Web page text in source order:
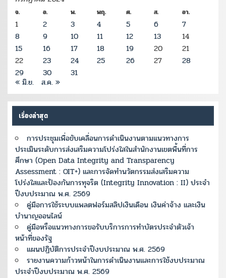
จ. อ. พ. พฤ. ศ. ส. อา.
1 2 3 4 5 6
7
8
9 10 11 12 13
14
15
16 17 18 19 20
21
22
23 24 25 26 27
28
29
30 31
« มิ.ย. ส.ค. »
เรื่องล่าสุด
การประชุมเพื่อขับเคลื่อนการดำเนินงานตามแนวทางการ
ประเมินระดับการส่งเสริมความโปร่งใสในสำนักงานเขตพื้นที่การ
ศึกษา (Open Data Integrity and Transparency
Assessment : OIT+) และการจัดทำนวัตกรรมส่งเสริมความ
โปร่งใสและป้องกันการทุจริต (Integrity Innovation : II) ประจำ
ปีงบประมาณ พ.ศ. 2569
คู่มือการใช้ระบบแพลตฟอร์มสลิปเงินเดือน เงินค่าจ้าง และเงิน
บำนาญออนไลน์
คู่มือหรือแนวทางการขอรับบริการการทำบัตรประจำตัวเจ้า
หน้าที่ของรัฐ
แผนปฏิบัติการประจำปีงบประมาณ พ.ศ. 2569
รายงานความก้าวหน้าในการดำเนินงานและการใช้งบประมาณ
ประจำปีงบประมาณ พ.ศ. 2569